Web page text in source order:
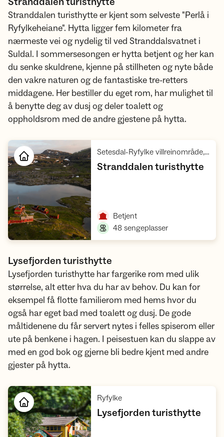
Stranddalen turisthytte er kjent som selveste "Perlå i
Ryfylkeheiane". Hytta ligger fem kilometer fra
nærmeste vei og nydelig til ved Stranddalsvatnet i
Suldal. I sommersesongen er hytta betjent og her kan
du senke skuldrene, kjenne på stillheten og nyte både
den vakre naturen og de fantastiske tre-retters
middagene. Her bestiller du eget rom, har mulighet til
å benytte deg av dusj og deler toalett og
oppholdsrom med de andre gjestene på hytta.
Setesdal-Ryfylke villreinområde, Ryfylke
Stranddalen turisthytte
Betjent,
48 sengeplasser,
Lysefjorden turisthytte
Lysefjorden turisthytte har fargerike rom med ulik
størrelse, alt etter hva du har av behov. Du kan for
eksempel få flotte familierom med hems hvor du
også har eget bad med toalett og dusj. De gode
måltidenene du får servert nytes i felles spiserom eller
ute på benkene i hagen. I peisestuen kan du slappe av
med en god bok og gjerne bli bedre kjent med andre
gjester på hytta.
Ryfylke,
Lysefjorden turisthytte